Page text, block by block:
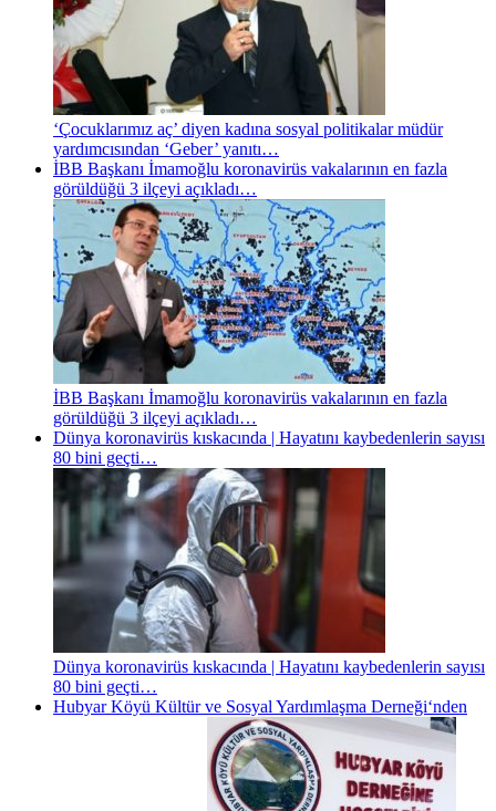
‘Çocuklarımız aç’ diyen kadına sosyal politikalar müdür
yardımcısından ‘Geber’ yanıtı…
İBB Başkanı İmamoğlu koronavirüs vakalarının en fazla
görüldüğü 3 ilçeyi açıkladı…
İBB Başkanı İmamoğlu koronavirüs vakalarının en fazla
görüldüğü 3 ilçeyi açıkladı…
Dünya koronavirüs kıskacında | Hayatını kaybedenlerin sayısı
80 bini geçti…
Dünya koronavirüs kıskacında | Hayatını kaybedenlerin sayısı
80 bini geçti…
Hubyar Köyü Kültür ve Sosyal Yardımlaşma Derneği‘nden